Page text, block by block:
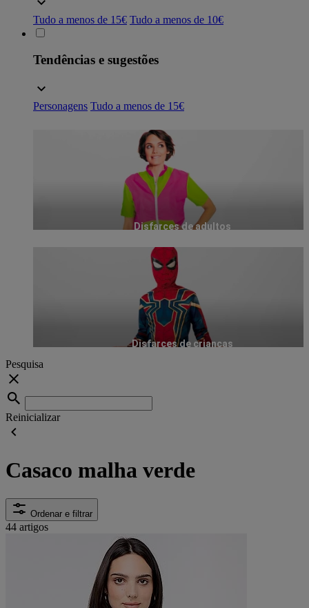
Tudo a menos de 15€ Tudo a menos de 10€
Tendências e sugestões
Personagens Tudo a menos de 15€
Disfarces de adultos
Disfarces de crianças
Pesquisa
Reinicializar
Casaco malha verde
Ordenar e filtrar
44 artigos